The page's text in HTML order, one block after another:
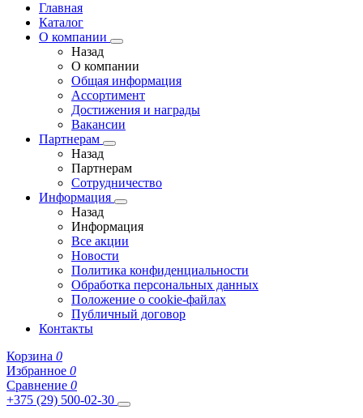
Главная
Каталог
О компании
Назад
О компании
Общая информация
Ассортимент
Достижения и награды
Вакансии
Партнерам
Назад
Партнерам
Сотрудничество
Информация
Назад
Информация
Все акции
Новости
Политика конфиденциальности
Обработка персональных данных
Положение о cookie-файлах
Публичный договор
Контакты
Корзина 0
Избранное 0
Сравнение 0
+375 (29) 500-02-30